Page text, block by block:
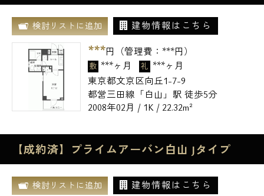
検討リストに追加 建物情報はこちら
***円（管理費： ***円）
敷 ***ヶ月 礼 ***ヶ月
東京都文京区向丘1-7-9
都営三田線「白山」駅 徒歩5分
2008年02月 / 1K / 22.32m²
【成約済】プライムアーバン白山 Jタイプ
検討リストに追加 建物情報はこちら